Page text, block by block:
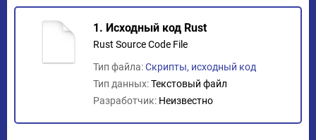
1. Исходный код Rust
Rust Source Code File
Тип файла:Скрипты, исходный код
Тип данных:Текстовый файл
Разработчик: Неизвестно